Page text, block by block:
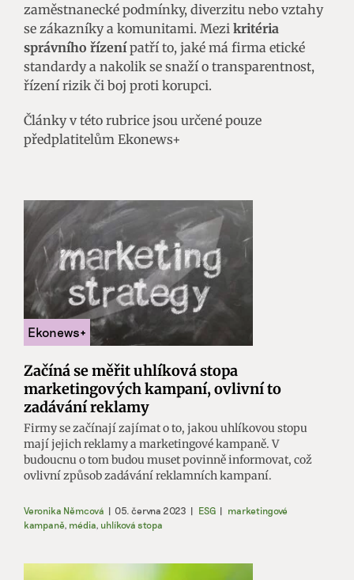
zaměstnanecké podmínky, diverzitu nebo vztahy
se zákazníky a komunitami. Mezi kritéria
správního řízenípatří to, jaké má firma etické
standardy a nakolik se snaží o transparentnost,
řízení rizik či boj proti korupci.
Články v této rubrice jsou určené pouze
předplatitelům Ekonews+
Začíná se měřit uhlíková stopa
marketingových kampaní, ovlivní to
zadávání reklamy
Firmy se začínají zajímat o to, jakou uhlíkovou stopu
mají jejich reklamy a marketingové kampaně. V
budoucnu o tom budou muset povinně informovat, což
ovlivní způsob zadávání reklamních kampaní.
Veronika Němcová | 05. června 2023 | ESG | marketingové
kampaně média uhlíková stopa